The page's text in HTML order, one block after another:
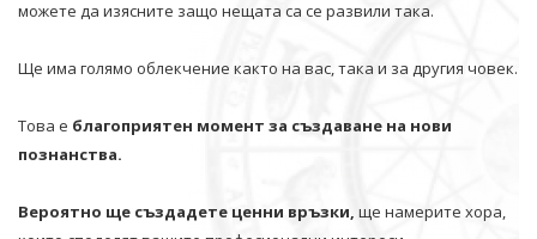
можете да изясните защо нещата са се развили така.
Ще има голямо облекчение както на вас, така и за другия човек.
Това е благоприятен момент за създаване на нови
познанства.
Вероятно ще създадете ценни връзки, ще намерите хора,